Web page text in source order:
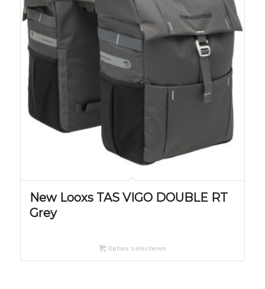
New Looxs TAS VIGO DOUBLE RT
Grey
Opties selecteren